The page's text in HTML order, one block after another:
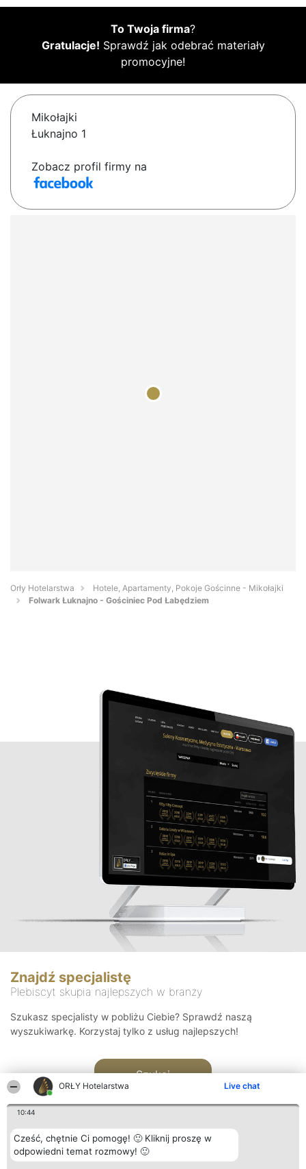
ORŁY Hotelarstwa Live chat
10:44
Cześć, chętnie Ci pomogę! 🙂 Kliknij proszę w
odpowiedni temat rozmowy! 🙂
To Twoja firma?
Gratulacje! Sprawdź jak odebrać materiały
promocyjne!
Mikołajki
Łuknajno 1
Zobacz profil firmy na
Orły Hotelarstwa
Hotele, Apartamenty, Pokoje Gościnne - Mikołajki
Folwark Łuknajno - Gościniec Pod Łabędziem
Znajdź specjalistę
Plebiscyt skupia najlepszych w branży
Szukasz specjalisty w pobliżu Ciebie? Sprawdź naszą
wyszukiwarkę. Korzystaj tylko z usług najlepszych!
Szukaj